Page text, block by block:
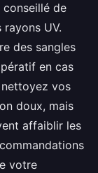
de
rayons UV.
des sangles
en cas
vos
doux, mais
affaiblir les
votre